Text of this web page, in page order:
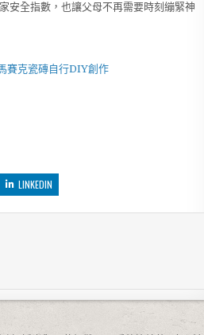
安全指數，也讓父母不再需要時刻繃緊神
賽克瓷磚自行DIY創作
LINKEDIN